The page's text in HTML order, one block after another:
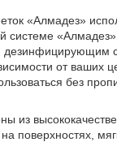
«Алмадез»
системе
дезинфицирующим
от ваших
без
из
поверхностях,